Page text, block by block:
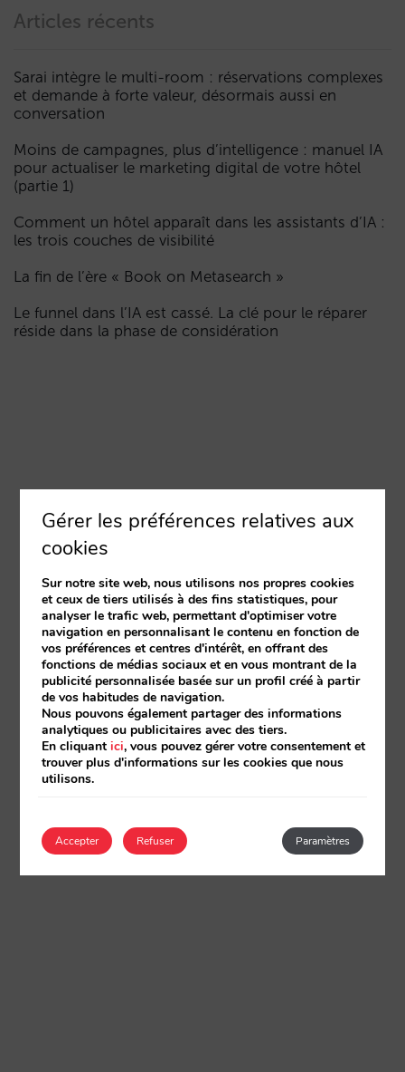
Articles récents
Sarai intègre le multi-room : réservations complexes
et demande à forte valeur, désormais aussi en
conversation
Moins de campagnes, plus d’intelligence : manuel IA
pour actualiser le marketing digital de votre hôtel
(partie 1)
Comment un hôtel apparaît dans les assistants d’IA :
les trois couches de visibilité
La fin de l’ère « Book on Metasearch »
Le funnel dans l’IA est cassé. La clé pour le réparer
réside dans la phase de considération
Gérer les préférences relatives aux
cookies
Sur notre site web, nous utilisons nos propres cookies
et ceux de tiers utilisés à des fins statistiques, pour
analyser le trafic web, permettant d'optimiser votre
navigation en personnalisant le contenu en fonction de
vos préférences et centres d'intérêt, en offrant des
fonctions de médias sociaux et en vous montrant de la
publicité personnalisée basée sur un profil créé à partir
de vos habitudes de navigation.
Nous pouvons également partager des informations
analytiques ou publicitaires avec des tiers.
En cliquantici, vous pouvez gérer votre consentement et
trouver plus d'informations sur les cookies que nous
utilisons.
Accepter Paramètres
Refuser